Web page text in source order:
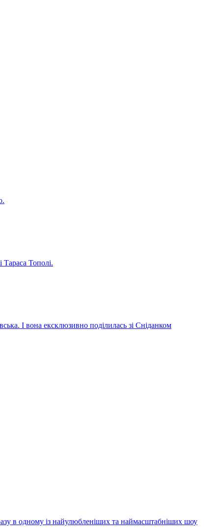
Тараса Тополі.
І вона ексклюзивно поділилась зі Сніданком
в одному із найулюбленіших та наймасштабніших шоу